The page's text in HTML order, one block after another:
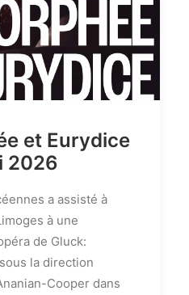
et Eurydice
2026
a assisté à
à une
de Gluck:
la direction
Cooper dans